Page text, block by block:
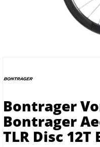
Bontrager
Bontrager
TLR Disc 12T